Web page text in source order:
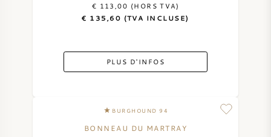
€ 113,00 (HORS TVA)
€ 135,60 (TVA INCLUSE)
PLUS D'INFOS
BURGHOUND 94
BONNEAU DU MARTRAY